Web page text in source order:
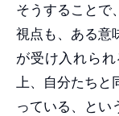
そうすることで
視点も、ある意
が受け入れら
上、自分たちと
っている、とい